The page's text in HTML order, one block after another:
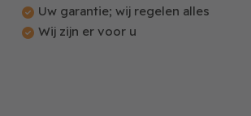
Uw garantie; wij regelen alles
Wij zijn er voor u